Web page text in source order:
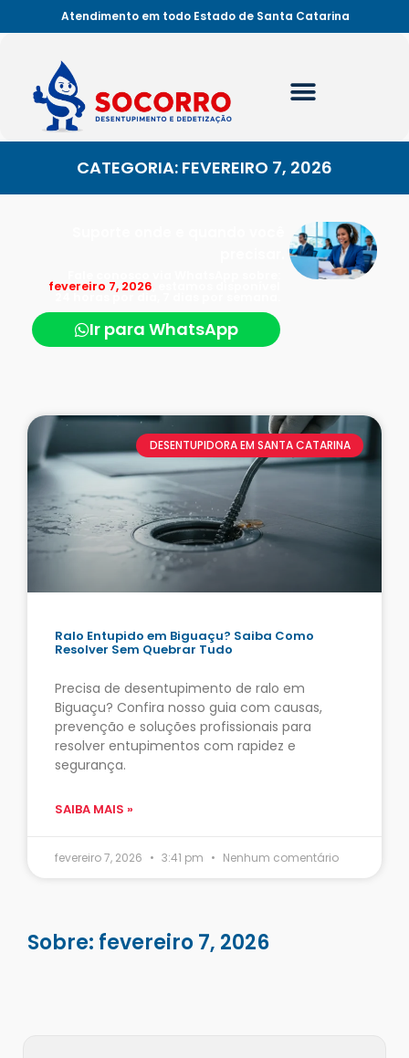
Atendimento em todo Estado de Santa Catarina
CATEGORIA: FEVEREIRO 7, 2026
fevereiro 7, 2026
24 horas por dia, 7 dias por semana.
Ir para WhatsApp
DESENTUPIDORA EM SANTA CATARINA
Ralo Entupido em Biguaçu? Saiba Como
Resolver Sem Quebrar Tudo
Precisa de desentupimento de ralo em
Biguaçu? Confira nosso guia com causas,
prevenção e soluções profissionais para
resolver entupimentos com rapidez e
segurança.
SAIBA MAIS »
fevereiro 7, 2026 3:41 pm Nenhum comentário
Sobre: fevereiro 7, 2026